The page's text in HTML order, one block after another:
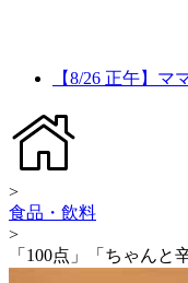
【8/26 正午】マ
>
食品・飲料
>
「100点」「ちゃん